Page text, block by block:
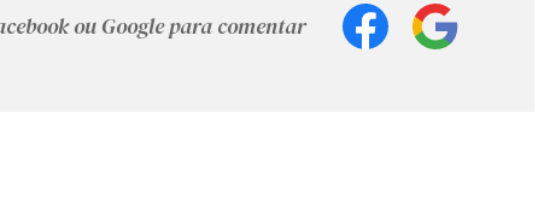
ou Google para comentar